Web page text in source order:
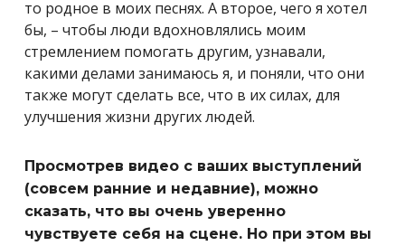
то родное в моих песнях. А второе, чего я хотел
бы, – чтобы люди вдохновлялись моим
стремлением помогать другим, узнавали,
какими делами занимаюсь я, и поняли, что они
также могут сделать все, что в их силах, для
улучшения жизни других людей.
Просмотрев видео с ваших выступлений
(совсем ранние и недавние), можно
сказать, что вы очень уверенно
чувствуете себя на сцене. Но при этом вы